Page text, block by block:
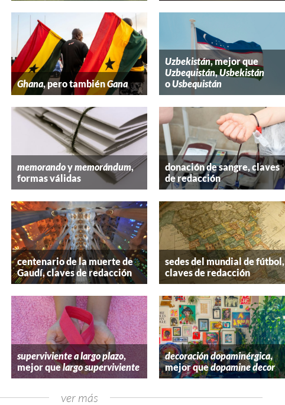
Ghana, pero tambiénGana
Uzbekistán, mejor que
Uzbequistán,Usbekistán
oUsbequistán
memorandoymemorándum,
formas válidas
donación de sangre, claves
de redacción
centenario de la muerte de
Gaudí, claves de redacción
sedes del mundial de fútbol,
claves de redacción
superviviente a largo plazo,
mejor quelargo superviviente
decoración dopaminérgica,
mejor quedopamine decor
ver más